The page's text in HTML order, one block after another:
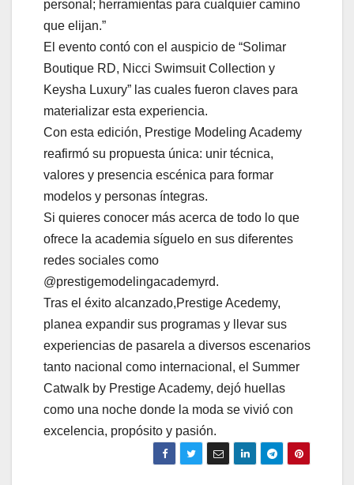
personal; herramientas para cualquier camino
que elijan.”
El evento contó con el auspicio de “Solimar
Boutique RD, Nicci Swimsuit Collection y
Keysha Luxury” las cuales fueron claves para
materializar esta experiencia.
Con esta edición, Prestige Modeling Academy
reafirmó su propuesta única: unir técnica,
valores y presencia escénica para formar
modelos y personas íntegras.
Si quieres conocer más acerca de todo lo que
ofrece la academia síguelo en sus diferentes
redes sociales como
@prestigemodelingacademyrd.
Tras el éxito alcanzado,Prestige Acedemy,
planea expandir sus programas y llevar sus
experiencias de pasarela a diversos escenarios
tanto nacional como internacional, el Summer
Catwalk by Prestige Academy, dejó huellas
como una noche donde la moda se vivió con
excelencia, propósito y pasión.